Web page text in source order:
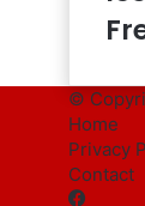
©
Home
Privacy
Contact